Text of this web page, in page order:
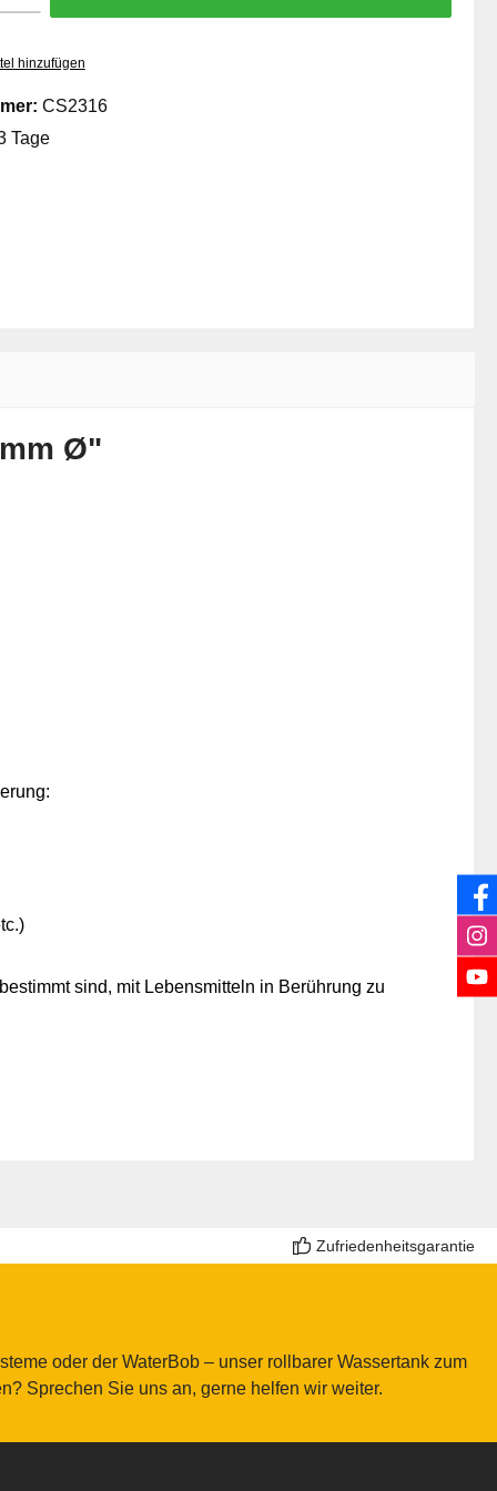
hinzufügen
CS2316
Tage
Ø"
sind, mit Lebensmitteln in Berührung zu
Zufriedenheitsgarantie
oder der WaterBob – unser rollbarer Wassertank zum
Sprechen Sie uns an, gerne helfen wir weiter.